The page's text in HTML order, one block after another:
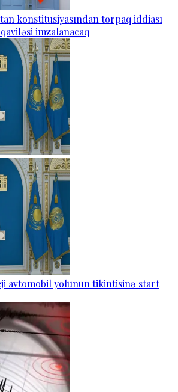
konstitusiyasından torpaq iddiası
imzalanacaq
avtomobil yolunun tikintisinə start